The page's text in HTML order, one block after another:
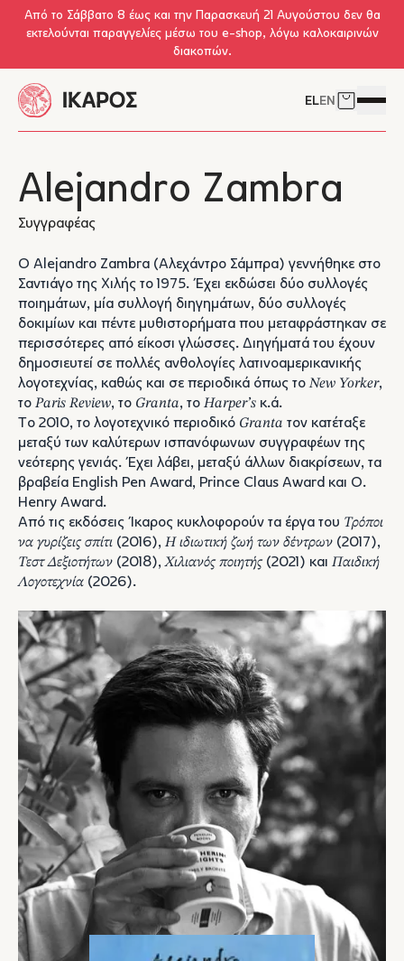
Skip to main content
Από το Σάββατο 8 έως και την Παρασκευή 21 Αυγούστου δεν θα
εκτελούνται παραγγελίες μέσω του e-shop, λόγω καλοκαιρινών
διακοπών.
ELEN Δείτε το
Alejandro Zambra
Συγγραφέας
Ο Alejandro Zambra (Αλεχάντρο Σάμπρα) γεννήθηκε στο
Σαντιάγο της Χιλής το 1975. Έχει εκδώσει δύο συλλογές
ποιημάτων, μία συλλογή διηγημάτων, δύο συλλογές
δοκιμίων και πέντε μυθιστορήματα που μεταφράστηκαν σε
περισσότερες από είκοσι γλώσσες. Διηγήματά του έχουν
δημοσιευτεί σε πολλές ανθολογίες λατινοαμερικανικής
λογοτεχνίας, καθώς και σε περιοδικά όπως τοNew Yorker,
το Paris Review, το Granta, το Harper’s κ.ά.
To 2010, το λογοτεχνικό περιοδικό Granta τον κατέταξε
μεταξύ των καλύτερων ισπανόφωνων συγγραφέων της
νεότερης γενιάς. Έχει λάβει, μεταξύ άλλων διακρίσεων, τα
βραβεία English Pen Award, Prince Claus Award και O.
Henry Award.
Από τις εκδόσεις Ίκαρος κυκλοφορούν τα έργα του Τρόποι
να γυρίζεις σπίτι (2016), Η ιδιωτική ζωή των δέντρων (2017),
Τεστ Δεξιοτήτων (2018),Χιλιανός ποιητής(2021) και Παιδική
Λογοτεχνία (2026).